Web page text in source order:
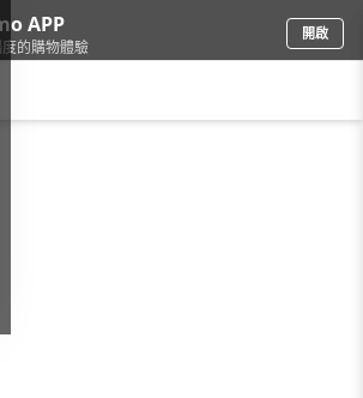
APP
度的購物體驗
開啟